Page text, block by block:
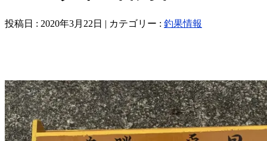
投稿日 : 2020年3月22日 | カテゴリー : 釣果情報